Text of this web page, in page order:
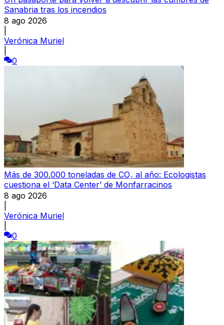
Sanabria tras los incendios
8 ago 2026
Verónica Muriel
0
Más de 300.000 toneladas de CO₂ al año: Ecologistas
cuestiona el ‘Data Center’ de Monfarracinos
8 ago 2026
Verónica Muriel
0